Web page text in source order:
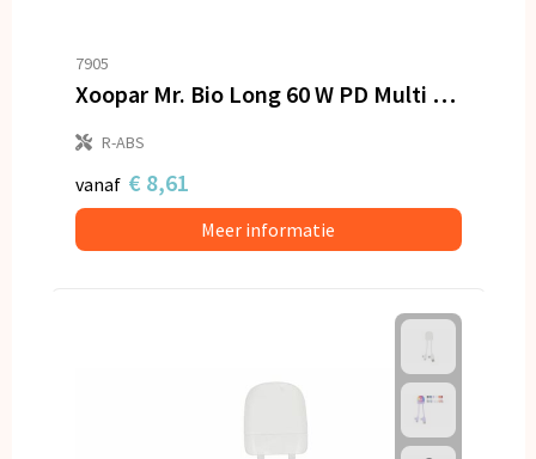
7905
Xoopar Mr. Bio Long 60 W PD Multi Oplaadkabel 1.2 Meter
R-ABS
vanaf € 8,61
Meer informatie